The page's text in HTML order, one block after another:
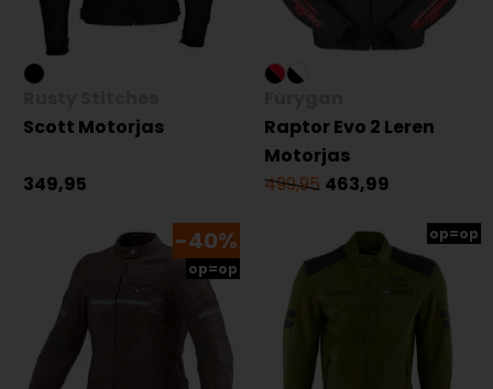
Scott Motorjas
349,95
Raptor Evo 2 Leren
Motorjas
499,95 463,99
-40%
op=op
op=op